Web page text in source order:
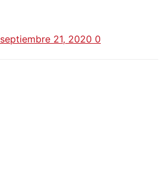
septiembre 21, 2020 0